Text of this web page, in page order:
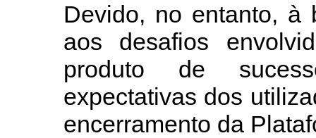
Devido, no entanto, à
aos desafios
produto de
expectativas dos
encerramento da